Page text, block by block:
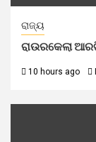
ରାଜ୍ୟ
ରାଉରକେଲା
10 hours ago